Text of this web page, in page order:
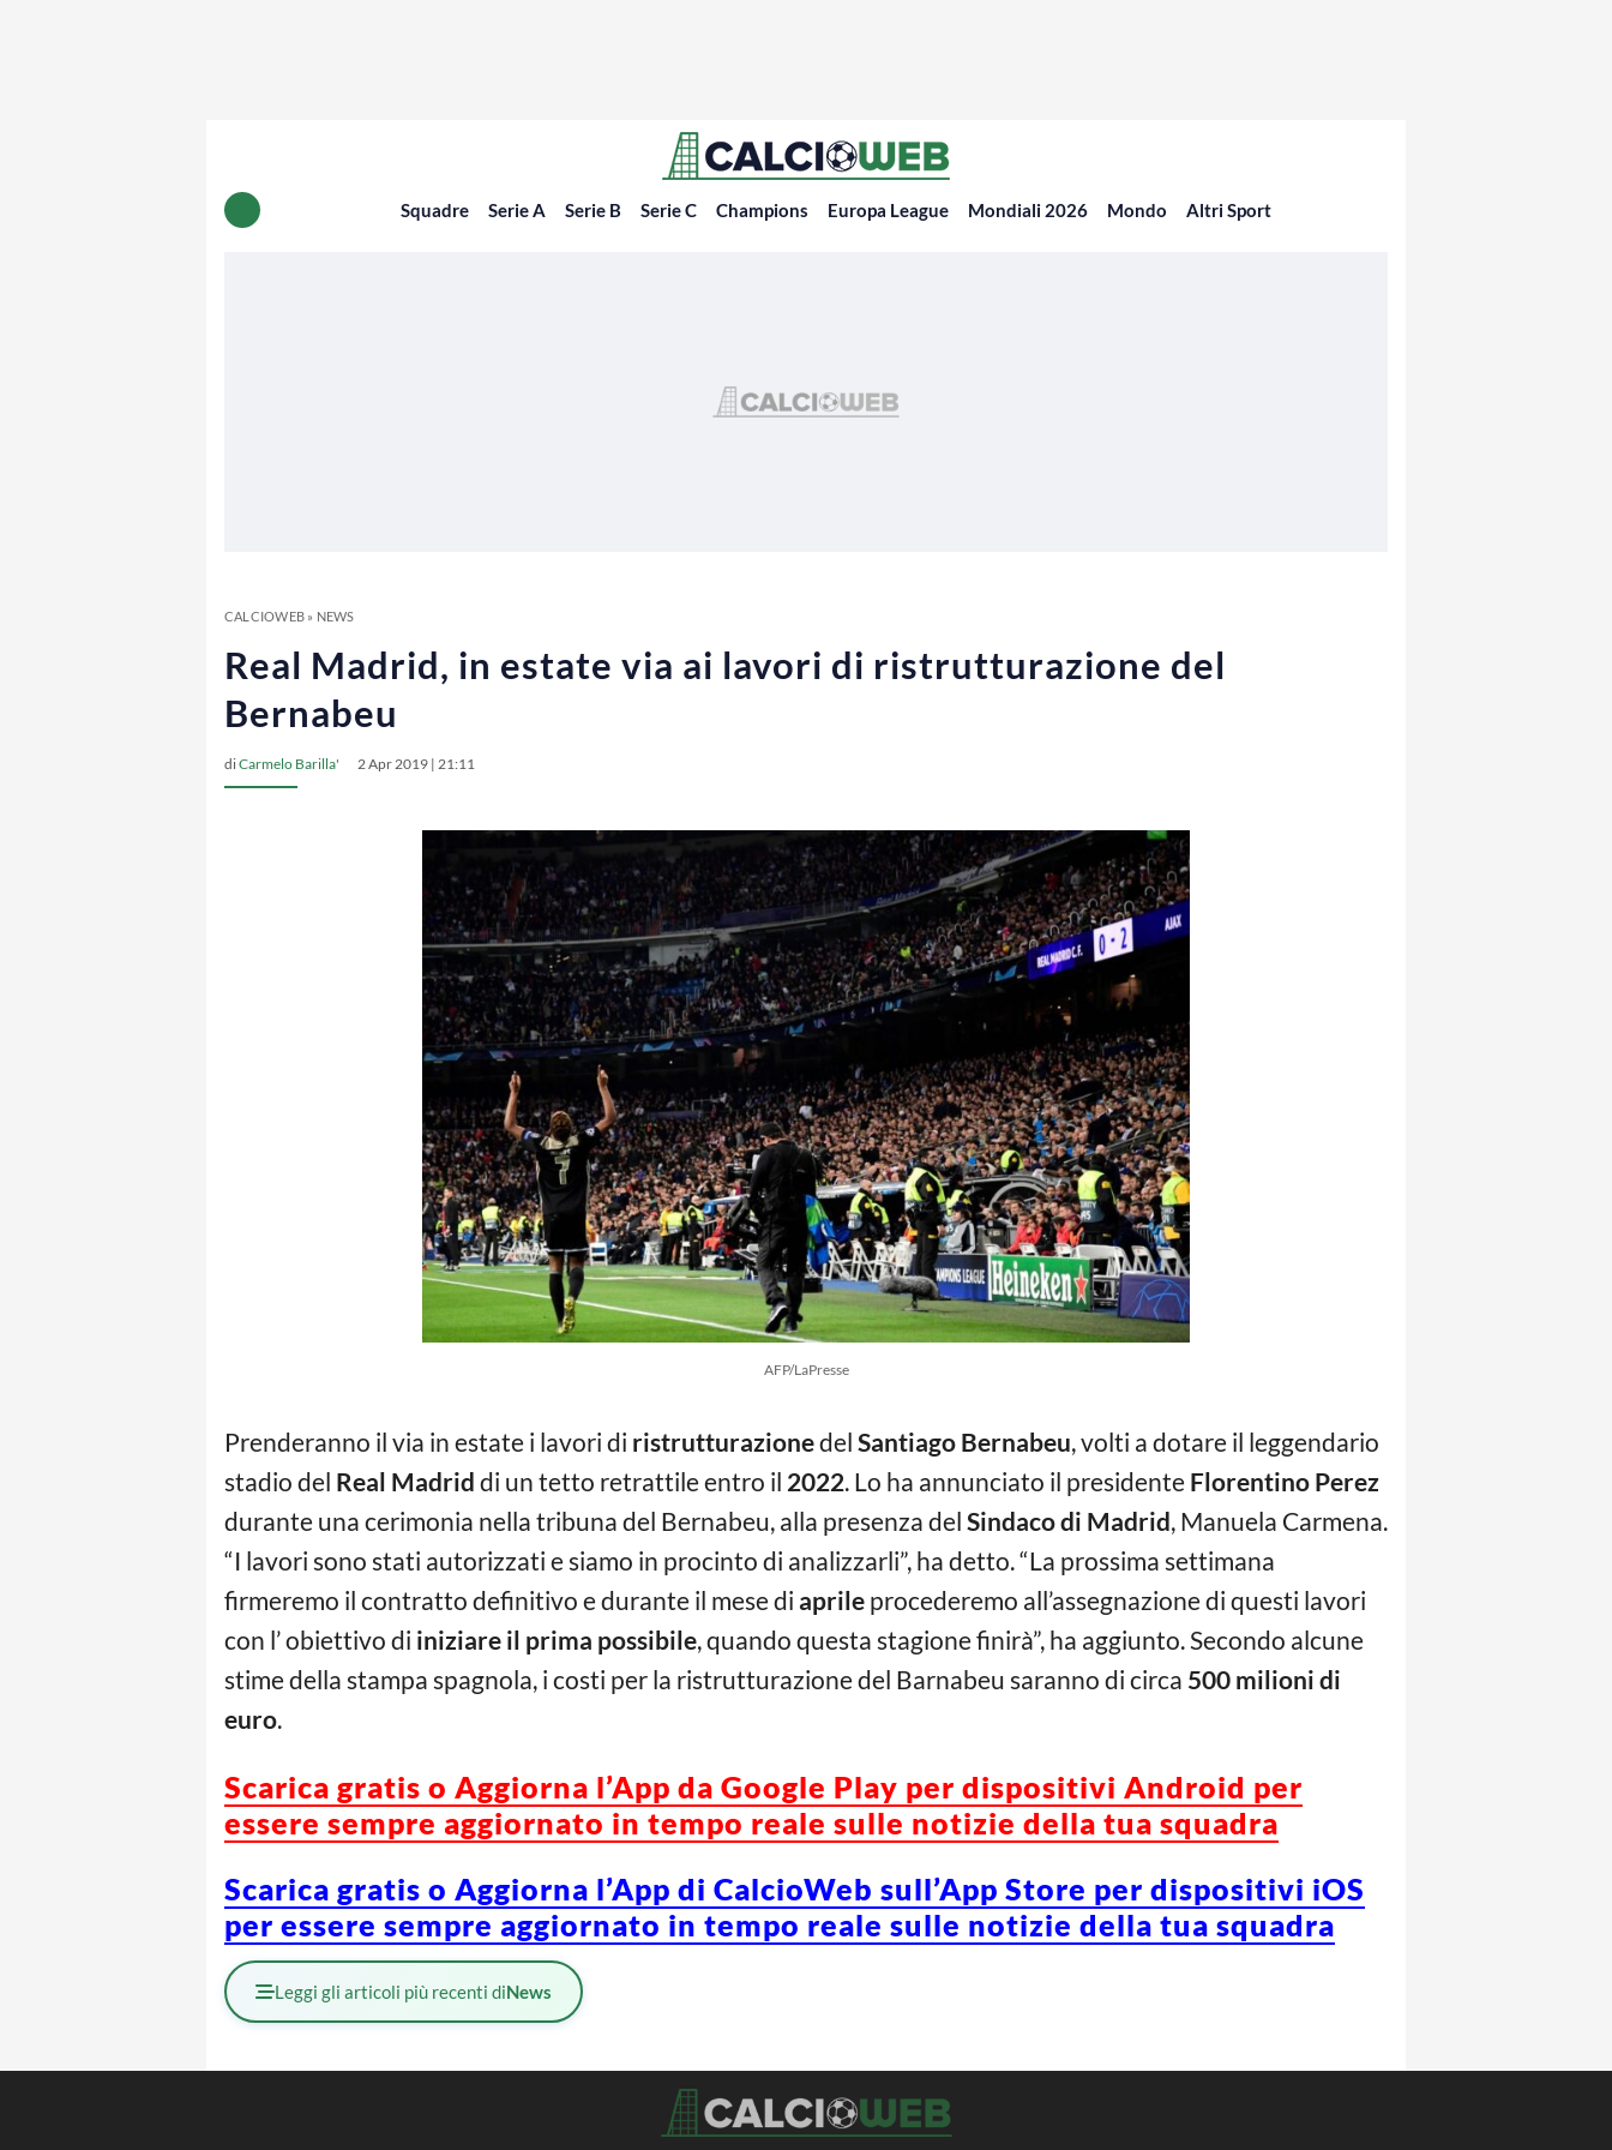
Squadre Serie A Serie B Serie C Champions Europa League Mondiali 2026 Mondo Altri Sport
CALCIOWEB» NEWS
Real Madrid, in estate via ai lavori di ristrutturazione del
Bernabeu
diCarmelo Barilla' 2 Apr 2019 | 21:11
AFP/LaPresse
Prenderanno il via in estate i lavori di ristrutturazionedel Santiago Bernabeu, volti a dotare il leggendario
stadio del Real Madrid di un tetto retrattile entro il 2022. Lo ha annunciato il presidente Florentino Perez
durante una cerimonia nella tribuna del Bernabeu, alla presenza del Sindaco di Madrid, Manuela Carmena.
“I lavori sono stati autorizzati e siamo in procinto di analizzarli”, ha detto. “La prossima settimana
firmeremo il contratto definitivo e durante il mese di aprile procederemo all’assegnazione di questi lavori
con l’ obiettivo di iniziare il prima possibile, quando questa stagione finirà”, ha aggiunto. Secondo alcune
stime della stampa spagnola, i costi per la ristrutturazione del Barnabeu saranno di circa 500 milioni di
euro.
Scarica gratis o Aggiorna l’App da Google Play per dispositivi Android per
essere sempre aggiornato in tempo reale sulle notizie della tua squadra
Scarica gratis o Aggiorna l’App di CalcioWeb sull’App Store per dispositivi iOS
per essere sempre aggiornato in tempo reale sulle notizie della tua squadra
Leggi gli articoli più recenti diNews